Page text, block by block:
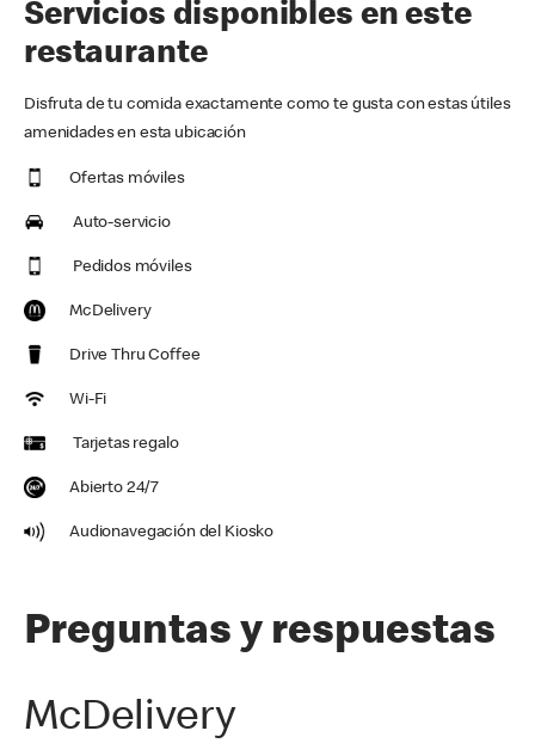
Servicios disponibles en este
restaurante
Disfruta de tu comida exactamente como te gusta con estas útiles
amenidades en esta ubicación
Ofertas móviles
Auto-servicio
Pedidos móviles
McDelivery
Drive Thru Coffee
Wi-Fi
Tarjetas regalo
Abierto 24/7
Audionavegación del Kiosko
Preguntas y respuestas
McDelivery